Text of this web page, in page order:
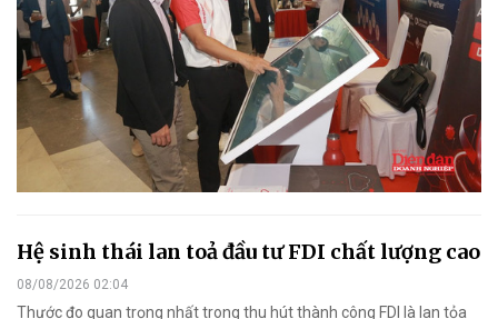
Hệ sinh thái lan toả đầu tư FDI chất lượng cao
08/08/2026 02:04
Thước đo quan trọng nhất trong thu hút thành công FDI là lan tỏa